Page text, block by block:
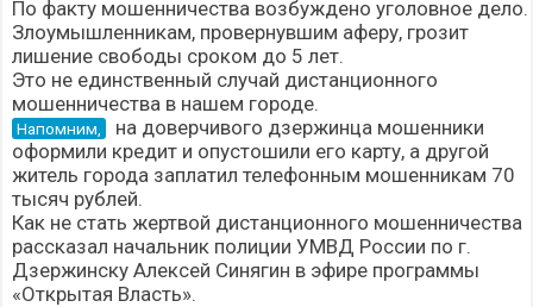
По факту мошенничества возбуждено уголовное дело.
Злоумышленникам, провернувшим аферу, грозит
лишение свободы сроком до 5 лет.
Это не единственный случай дистанционного
мошенничества в нашем городе.
Напомним,
на доверчивого дзержинца мошенники
оформили кредит и опустошили его карту, а другой
житель города заплатил телефонным мошенникам 70
тысяч рублей.
Как не стать жертвой дистанционного мошенничества
рассказал начальник полиции УМВД России по г.
Дзержинску Алексей Синягин в эфире программы
«Открытая Власть».